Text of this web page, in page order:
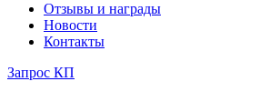
Отзывы и награды
Новости
Контакты
Запрос КП